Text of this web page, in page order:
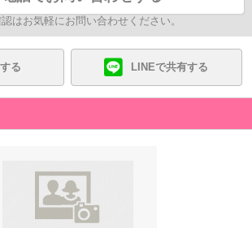
はお気軽にお問い合わせください。
る LINEで共有する